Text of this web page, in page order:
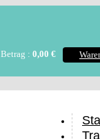
Betrag : 0,00 €